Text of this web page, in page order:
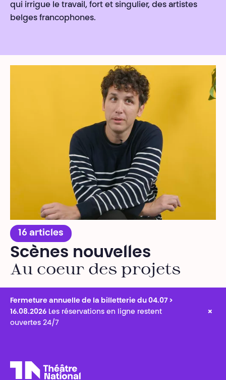
qui irrigue le travail, fort et singulier, des artistes
belges francophones.
16 articles
Scènes nouvelles
Au coeur des projets
Fermeture annuelle de la billetterie du 04.07 >
16.08.2026 Les réservations en ligne restent
ouvertes 24/7
×